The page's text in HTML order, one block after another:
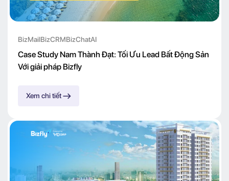
BizMailBizCRMBizChatAI
Case Study Nam Thành Đạt: Tối Ưu Lead Bất Động Sản
Với giải pháp Bizfly
Xem chi tiết